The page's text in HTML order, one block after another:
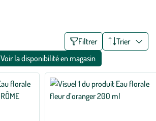
Filtrer
Trier
Voir la disponibilité en magasin